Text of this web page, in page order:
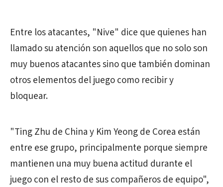
Entre los atacantes, "Nive" dice que quienes han
llamado su atención son aquellos que no solo son
muy buenos atacantes sino que también dominan
otros elementos del juego como recibir y
bloquear.
"Ting Zhu de China y Kim Yeong de Corea están
entre ese grupo, principalmente porque siempre
mantienen una muy buena actitud durante el
juego con el resto de sus compañeros de equipo",